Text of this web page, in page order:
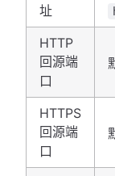
址
HTTP
回源端
口
HTTPS
回源端
口